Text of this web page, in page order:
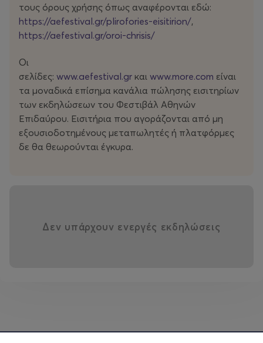
τους όρους χρήσης όπως αναφέρονται εδώ:
https://aefestival.gr/plirofories-eisitirion/,
https://aefestival.gr/oroi-chrisis/
Οι
σελίδες: www.aefestival.gr και www.more.com είναι
τα μοναδικά επίσημα κανάλια πώλησης εισιτηρίων
των εκδηλώσεων του Φεστιβάλ Αθηνών
Επιδαύρου. Εισιτήρια που αγοράζονται από μη
εξουσιοδοτημένους μεταπωλητές ή πλατφόρμες
δε θα θεωρούνται έγκυρα.
Δεν υπάρχουν ενεργές εκδηλώσεις